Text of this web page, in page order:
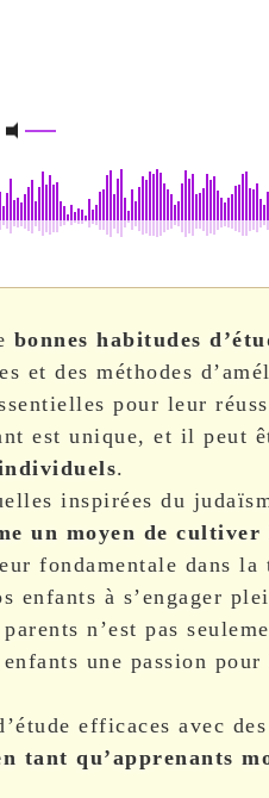
bonnes habitudes
et des méthodes
pour leur
est unique, et il peut
.
inspirées du
un moyen de cultiver
fondamentale dans
enfants à s’engager
n’est pas
une passion pour
efficaces avec
tant qu’apprenants